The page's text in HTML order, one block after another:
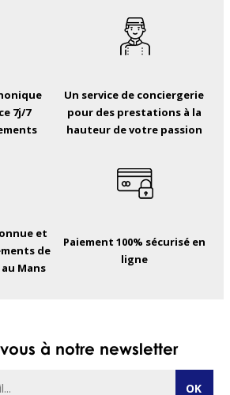
7j/7
Un service de conciergerie
pour des prestations à la
hauteur de votre passion
et
de
Mans
Paiement 100% sécurisé en
ligne
à notre newsletter